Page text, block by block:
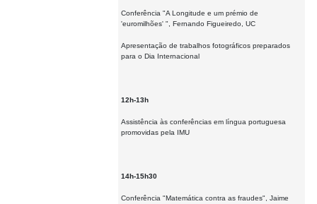
Conferência "A Longitude e um prémio de
'euromilhões' ", Fernando Figueiredo, UC
Apresentação de trabalhos fotográficos preparados
para o Dia Internacional
12h-13h
Assistência às conferências em língua portuguesa
promovidas pela IMU
14h-15h30
Conferência "Matemática contra as fraudes", Jaime